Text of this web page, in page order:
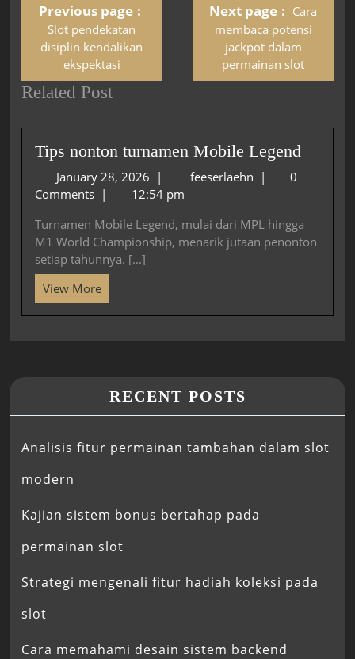
Previous page
Slot pendekatan
disiplin kendalikan
ekspektasi
Next page
Cara
membaca potensi
jackpot dalam
permainan slot
Related Post
Tips nonton turnamen Mobile Legend
January 28, 2026 | feeserlaehn |
0
Comments |
12:54 pm
Turnamen Mobile Legend, mulai dari MPL hingga
M1 World Championship, menarik jutaan penonton
setiap tahunnya. [...]
View More
RECENT POSTS
Analisis fitur permainan tambahan dalam slot
modern
Kajian sistem bonus bertahap pada
permainan slot
Strategi mengenali fitur hadiah koleksi pada
slot
Cara memahami desain sistem backend